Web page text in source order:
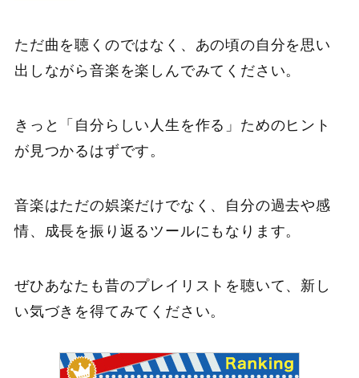
ただ曲を聴くのではなく、あの頃の自分を思い
出しながら音楽を楽しんでみてください。
きっと「自分らしい人生を作る」ためのヒント
が見つかるはずです。
音楽はただの娯楽だけでなく、自分の過去や感
情、成長を振り返るツールにもなります。
ぜひあなたも昔のプレイリストを聴いて、新し
い気づきを得てみてください。